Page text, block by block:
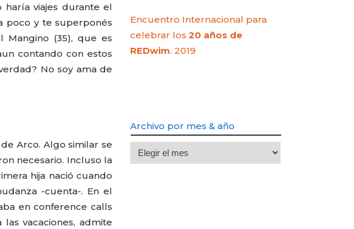
viajes durante el
poco y te superponés
Mangino (35), que es
contando con estos
No soy ama de
Arco. Algo similar se
necesario. Incluso la
hija nació cuando
-cuenta-. En el
en conference calls
vacaciones, admite
Encuentro Internacional para
celebrar los20 años de
REDwim. 2019
Archivo por mes & año
Archivo
por